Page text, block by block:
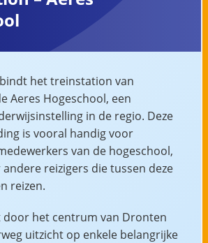
het treinstation van
Aeres Hogeschool, een
in de regio. Deze
is vooral handig voor
van de hogeschool,
reizigers die tussen deze
reizen.
het centrum van Dronten
uitzicht op enkele belangrijke